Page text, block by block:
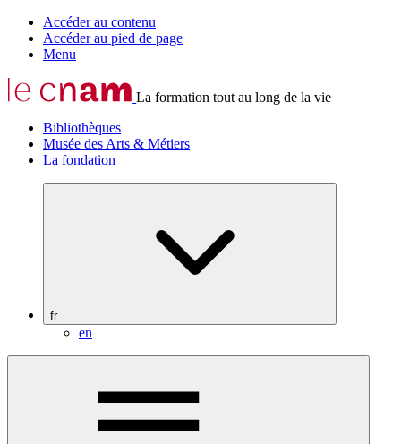
Accéder au contenu
Accéder au pied de page
Menu
La formation tout au long de la vie
Bibliothèques
Musée des Arts & Métiers
La fondation
fr
en